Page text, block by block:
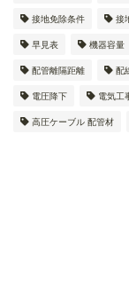
接地免除条件 接
早見表 機器容量
配管離隔距離 配
電圧降下 電気工
高圧ケーブル 配管材